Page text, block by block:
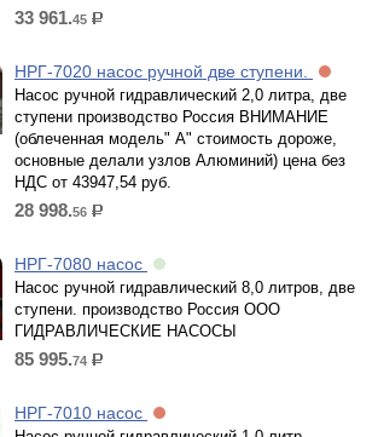
33 961.45 р.
НРГ-7020 насос ручной две ступени.
Насос ручной гидравлический 2,0 литра, две
ступени производство Россия ВНИМАНИЕ
(облеченная модель" А" стоимость дороже,
основные делали узлов Алюминий) цена без
НДС от 43947,54 руб.
28 998.56 р.
НРГ-7080 насос
Насос ручной гидравлический 8,0 литров, две
ступени. производство Россия ООО
ГИДРАВЛИЧЕСКИЕ НАСОСЫ
85 995.74 р.
НРГ-7010 насос